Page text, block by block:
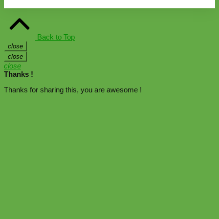
Back to Top
close
close
close
Thanks !
Thanks for sharing this, you are awesome !